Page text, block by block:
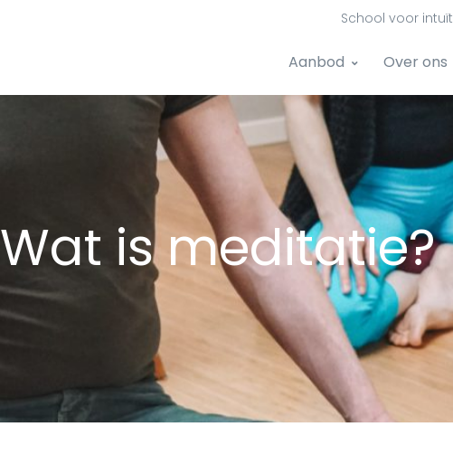
School voor
Aanbod Over ons
Wat is meditatie?